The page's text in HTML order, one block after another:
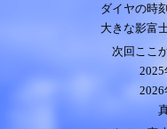
ダイヤの時
大きな影富
次回ここ
2025
2026